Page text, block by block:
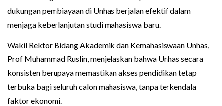
dukungan pembiayaan di Unhas berjalan efektif dalam
menjaga keberlanjutan studi mahasiswa baru.
Wakil Rektor Bidang Akademik dan Kemahasiswaan Unhas,
Prof Muhammad Ruslin, menjelaskan bahwa Unhas secara
konsisten berupaya memastikan akses pendidikan tetap
terbuka bagi seluruh calon mahasiswa, tanpa terkendala
faktor ekonomi.